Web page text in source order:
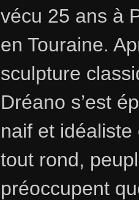
vécu 25 ans à
en Touraine.
sculpture
Dréano s’est
naif et idéaliste
tout rond,
préoccupent